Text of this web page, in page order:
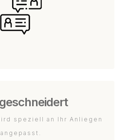
speziell an Ihr Anliegen
angepasst.